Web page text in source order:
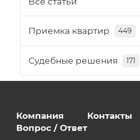
Приемка квартир 449
Судебные решения 171
Компания Контакты
Вопрос / Ответ